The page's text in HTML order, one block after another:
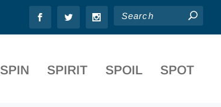
SPIN SPIRIT SPOIL SPOT